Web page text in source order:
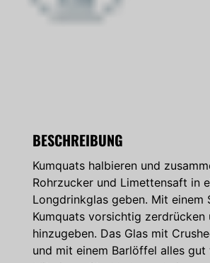
BESCHREIBUNG
Kumquats halbieren und
Rohrzucker und Limettensaft in
Longdrinkglas geben. Mit einem
Kumquats vorsichtig zerdrücken
hinzugeben. Das Glas mit
und mit einem Barlöffel alles gut